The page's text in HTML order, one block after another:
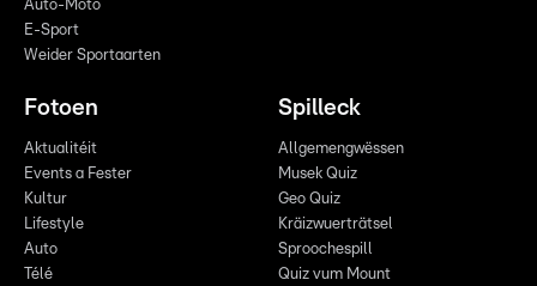
Auto-Moto
E-Sport
Weider Sportaarten
Fotoen
Aktualitéit
Events a Fester
Kultur
Lifestyle
Auto
Télé
Spilleck
Allgemengwëssen
Musek Quiz
Geo Quiz
Kräizwuerträtsel
Sproochespill
Quiz vum Mount